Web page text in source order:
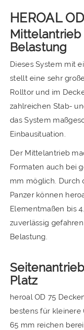
HEROAL
Belastung
Dieses System mit
stellt eine sehr
Rolltor und im
zahlreichen Stab-
das System
Einbausituation.
Der Mittelantrieb
Formaten auch bei
mm möglich. Durch
Panzer können
Elementmaßen bis
zuverlässig
Belastung.
Platz
heroal OD 75
bestens für kleinere
65 mm reichen